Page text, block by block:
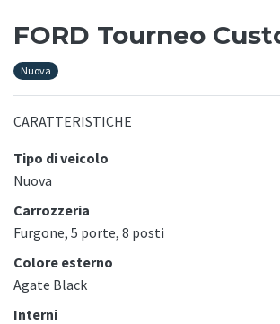
FORD Tourneo
Nuova
CARATTERISTICHE
Tipo di veicolo
Nuova
Carrozzeria
Furgone, 5 porte, 8 posti
Colore esterno
Agate Black
Interni